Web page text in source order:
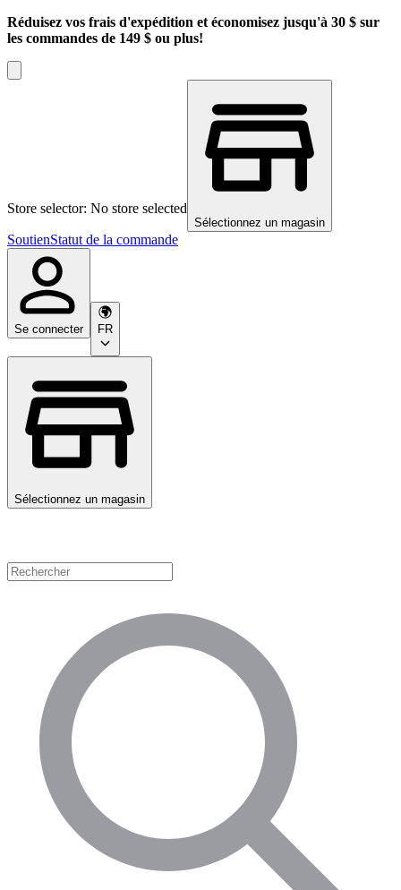
Réduisez vos frais d'expédition et économisez jusqu'à 30 $ sur
les commandes de 149 $ ou plus!
Store selector: No store selected
Sélectionnez un magasin
SoutienStatut de la commande
Se connecter FR
Sélectionnez un magasin